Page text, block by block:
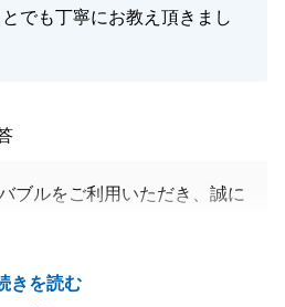
でも丁寧にお教え頂きまし
きを読む
ブルをご利用いただき、誠に
の節目に携わることができま